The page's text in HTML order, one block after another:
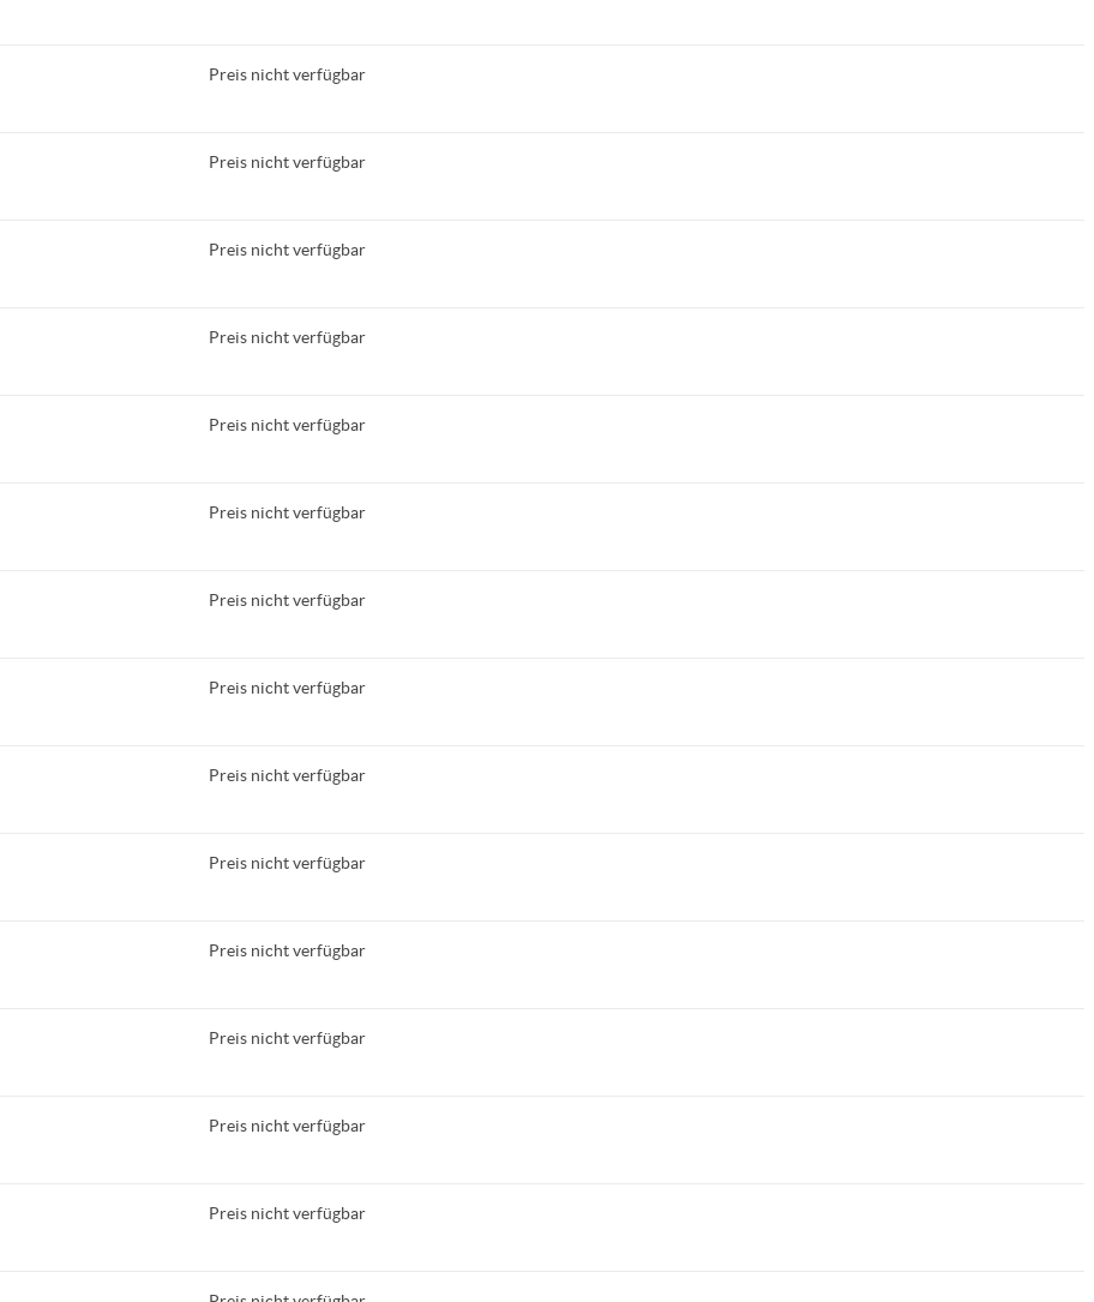
Preis nicht verfügbar
Preis nicht verfügbar
Preis nicht verfügbar
Preis nicht verfügbar
Preis nicht verfügbar
Preis nicht verfügbar
Preis nicht verfügbar
Preis nicht verfügbar
Preis nicht verfügbar
Preis nicht verfügbar
Preis nicht verfügbar
Preis nicht verfügbar
Preis nicht verfügbar
Preis nicht verfügbar